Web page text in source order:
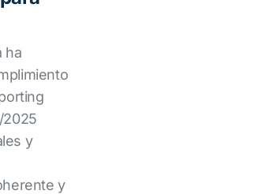
ha
2025
y
y